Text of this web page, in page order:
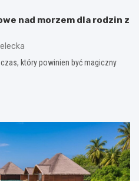
nad morzem dla rodzin z
który powinien być magiczny